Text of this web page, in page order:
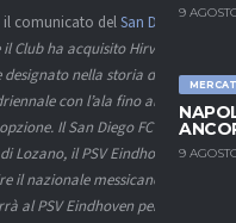
9
9
il comunicato delSan Diego
Club ha acquisito Hirving
nella storia del San
con l’ala fino alla fine
Il San Diego FC ha
Lozano, il PSV Eindhoven,
il nazionale messicano
al PSV Eindhoven per il